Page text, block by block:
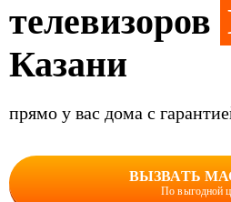
телевизоров
Казани
прямо у вас дома с
ВЫЗВАТЬ
По выгодной